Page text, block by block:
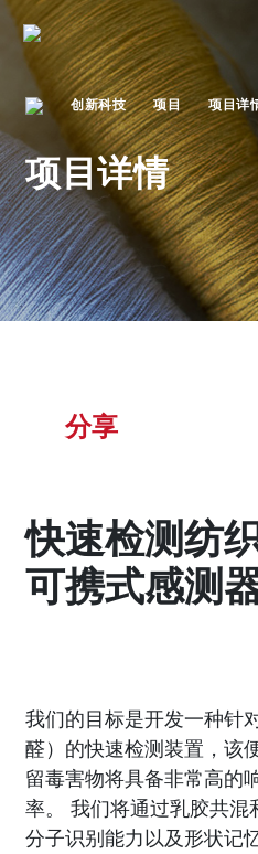
创新科技 项目 项目详
项目详情
分享
快速检测纺
可携式感测
我们的目标是开发一种针
醛）的快速检测装置，该
留毒害物将具备非常高的
率。 我们将通过乳胶共
分子识别能力以及形状记